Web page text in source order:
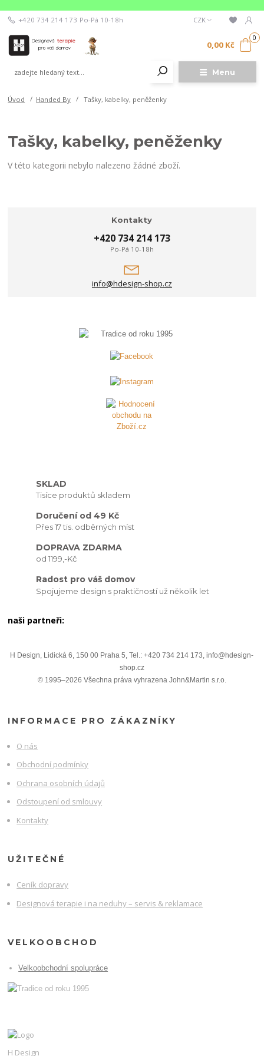
Menu
CZK
+420 734 214 173 Po-Pá 10-18h
0
0,00 Kč
Úvod Handed By Tašky, kabelky, peněženky
Tašky, kabelky, peněženky
V této kategorii nebylo nalezeno žádné zboží.
Kontakty
+420 734 214 173
Po-Pá 10-18h
info@hdesign-shop.cz
SKLAD
Tisíce produktů skladem
Doručení od 49 Kč
Přes 17 tis. odběrných míst
DOPRAVA ZDARMA
od 1199,-Kč
Radost pro váš domov
Spojujeme design s praktičností už několik let
naši partneři:
H Design, Lidická 6, 150 00 Praha 5, Tel.: +420 734 214 173, info@hdesign-
shop.cz
© 1995–2026 Všechna práva vyhrazena John&Martin s.r.o.
INFORMACE PRO ZÁKAZNÍKY
O nás
Obchodní podmínky
Ochrana osobních údajů
Odstoupení od smlouvy
Kontakty
UŽITEČNÉ
Ceník dopravy
Designová terapie i na neduhy – servis & reklamace
VELKOOBCHOD
Velkoobchodní spolupráce
H Design